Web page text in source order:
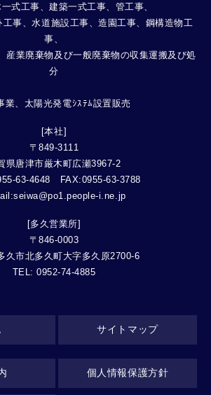
一式工事、建築一式工事、管工事、
工事、水道施設工事、造園工事、鋼構造物工
事、
産業廃棄物及び一般廃棄物の収集運搬及び処
分
業、太陽光発電ｼｽﾃﾑ設置販売
[本社]
〒849-3111
県唐津市厳木町広瀬3967-2
63-4648 FAX:0955-63-3788
i.ne.jp
[多久営業所]
〒846-0003
久市北多久町大字多久原2700-6
TEL: 0952-74-4885
サイトマップ
個人情報保護方針